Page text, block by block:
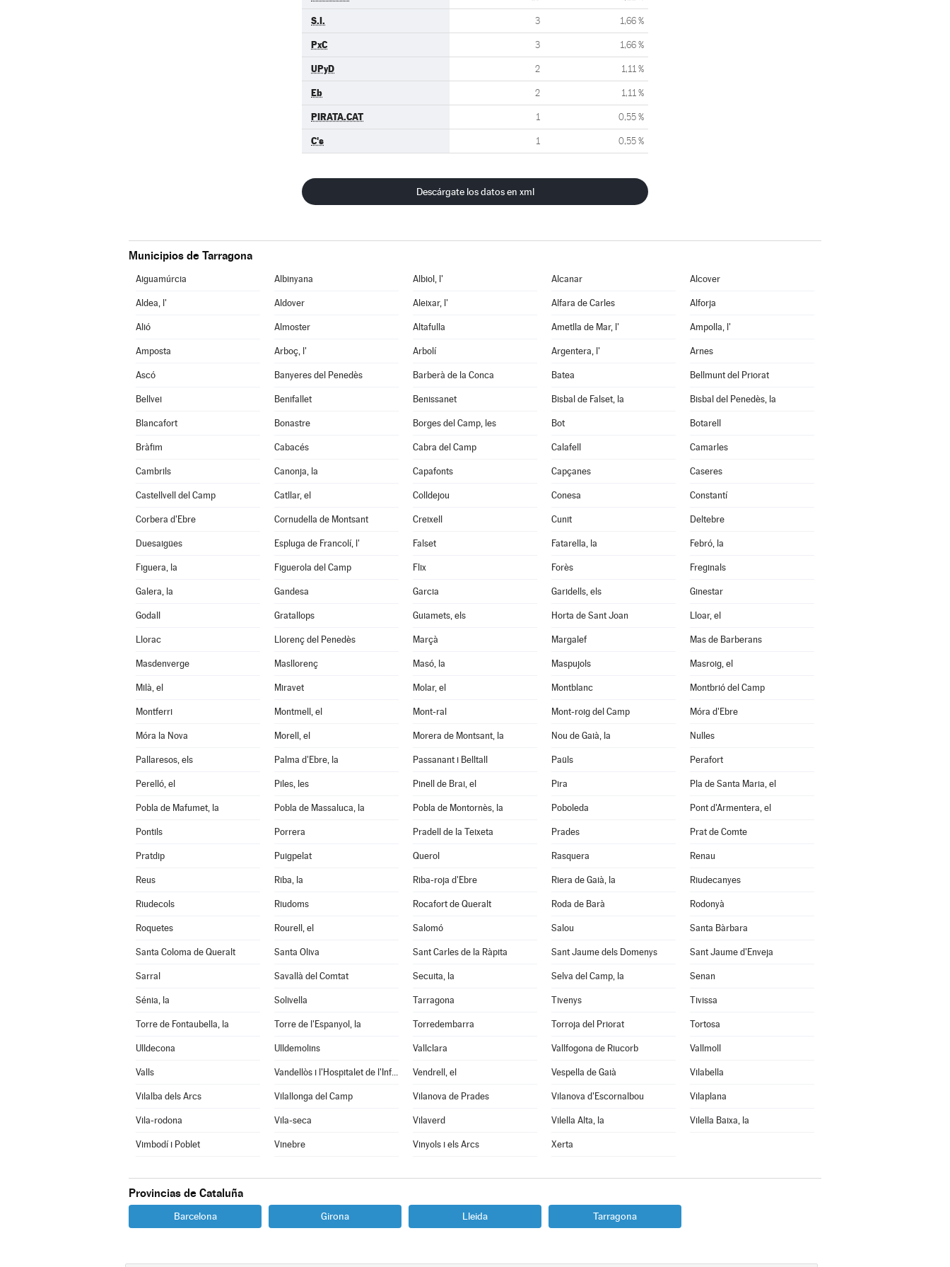
S.I. 3 1,66 %
PxC 3 1,66 %
UPyD 2 1,11 %
Eb 2 1,11 %
PIRATA.CAT 1 0,55 %
C's 1 0,55 %
Descárgate los datos en xml
Municipios de Tarragona
Aiguamúrcia Albinyana Albiol, l' Alcanar Alcover
Aldea, l' Aldover Aleixar, l' Alfara de Carles Alforja
Alió Almoster Altafulla Ametlla de Mar, l' Ampolla, l'
Amposta Arboç, l' Arbolí Argentera, l' Arnes
Ascó Banyeres del Penedès Barberà de la Conca Batea Bellmunt del Priorat
Bellvei Benifallet Benissanet Bisbal de Falset, la Bisbal del Penedès, la
Blancafort Bonastre Borges del Camp, les Bot Botarell
Bràfim Cabacés Cabra del Camp Calafell Camarles
Cambrils Canonja, la Capafonts Capçanes Caseres
Castellvell del Camp Catllar, el Colldejou Conesa Constantí
Corbera d'Ebre Cornudella de Montsant Creixell Cunit Deltebre
Duesaigües Espluga de Francolí, l' Falset Fatarella, la Febró, la
Figuera, la Figuerola del Camp Flix Forès Freginals
Galera, la Gandesa Garcia Garidells, els Ginestar
Godall Gratallops Guiamets, els Horta de Sant Joan Lloar, el
Llorac Llorenç del Penedès Marçà Margalef Mas de Barberans
Masdenverge Masllorenç Masó, la Maspujols Masroig, el
Milà, el Miravet Molar, el Montblanc Montbrió del Camp
Montferri Montmell, el Mont-ral Mont-roig del Camp Móra d'Ebre
Móra la Nova Morell, el Morera de Montsant, la Nou de Gaià, la Nulles
Pallaresos, els Palma d'Ebre, la Passanant i Belltall Paüls Perafort
Perelló, el Piles, les Pinell de Brai, el Pira Pla de Santa Maria, el
Pobla de Mafumet, la Pobla de Massaluca, la Pobla de Montornès, la Poboleda Pont d'Armentera, el
Pontils Porrera Pradell de la Teixeta Prades Prat de Comte
Pratdip Puigpelat Querol Rasquera Renau
Reus Riba, la Riba-roja d'Ebre Riera de Gaià, la Riudecanyes
Riudecols Riudoms Rocafort de Queralt Roda de Barà Rodonyà
Roquetes Rourell, el Salomó Salou Santa Bàrbara
Santa Coloma de Queralt Santa Oliva Sant Carles de la Ràpita Sant Jaume dels Domenys Sant Jaume d'Enveja
Sarral Savallà del Comtat Secuita, la Selva del Camp, la Senan
Sénia, la Solivella Tarragona Tivenys Tivissa
Torre de Fontaubella, la Torre de l'Espanyol, la Torredembarra Torroja del Priorat Tortosa
Ulldecona Ulldemolins Vallclara Vallfogona de Riucorb Vallmoll
Valls Vandellòs i l'Hospitalet de l'Infant Vendrell, el Vespella de Gaià Vilabella
Vilalba dels Arcs Vilallonga del Camp Vilanova de Prades Vilanova d'Escornalbou Vilaplana
Vila-rodona Vila-seca Vilaverd Vilella Alta, la Vilella Baixa, la
Vimbodí i Poblet Vinebre Vinyols i els Arcs Xerta
Provincias de Cataluña
Barcelona Girona Lleida Tarragona